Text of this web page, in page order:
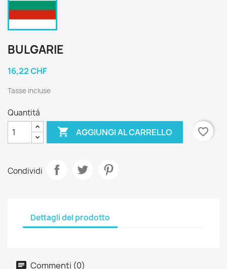
BULGARIE
16,22 CHF
Tasse incluse
Quantità
 AGGIUNGI AL CARRELLO favorite_border
Condividi
Dettagli del prodotto
Commenti (0)